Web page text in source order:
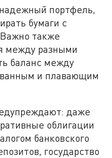
портфель,
бумаги с
также
между разными
баланс между
и плавающим
даже
облигации
банковского
государство